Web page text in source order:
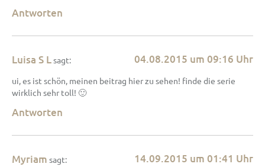
Antworten
Luisa S Lsagt: 04.08.2015 um 09:16 Uhr
ui, es ist schön, meinen beitrag hier zu sehen! finde die serie
wirklich sehr toll! 🙂
Antworten
Myriam sagt: 14.09.2015 um 01:41 Uhr